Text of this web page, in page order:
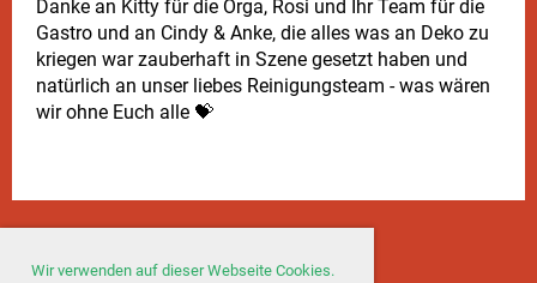
Wir verwenden auf dieser Webseite Cookies.
Danke an Kitty für die Orga, Rosi und Ihr Team für die
Gastro und an Cindy & Anke, die alles was an Deko zu
kriegen war zauberhaft in Szene gesetzt haben und
natürlich an unser liebes Reinigungsteam - was wären
wir ohne Euch alle 💝